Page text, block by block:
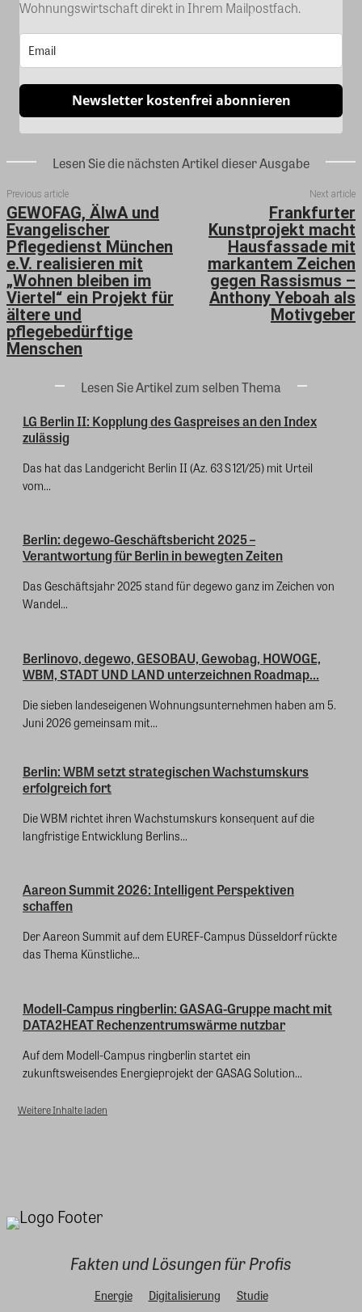
Wohnungswirtschaft direkt in Ihrem Mailpostfach.
Newsletter kostenfrei abonnieren
Lesen Sie die nächsten Artikel dieser Ausgabe
Previous article
GEWOFAG, ÄlwA und
Evangelischer
Pflegedienst München
e.V. realisieren mit
„Wohnen bleiben im
Viertel“ ein Projekt für
ältere und
pflegebedürftige
Menschen
Next article
Frankfurter
Kunstprojekt macht
Hausfassade mit
markantem Zeichen
gegen Rassismus –
Anthony Yeboah als
Motivgeber
Lesen Sie Artikel zum selben Thema
LG Berlin II: Kopplung des Gaspreises an den Index
zulässig
Das hat das Landgericht Berlin II (Az. 63 S 121/25) mit Urteil
vom...
Berlin: degewo-Geschäftsbericht 2025 –
Verantwortung für Berlin in bewegten Zeiten
Das Geschäftsjahr 2025 stand für degewo ganz im Zeichen von
Wandel...
Berlinovo, degewo, GESOBAU, Gewobag, HOWOGE,
WBM, STADT UND LAND unterzeichnen Roadmap...
Die sieben landeseigenen Wohnungsunternehmen haben am 5.
Juni 2026 gemeinsam mit...
Berlin: WBM setzt strategischen Wachstumskurs
erfolgreich fort
Die WBM richtet ihren Wachstumskurs konsequent auf die
langfristige Entwicklung Berlins...
Aareon Summit 2026: Intelligent Perspektiven
schaffen
Der Aareon Summit auf dem EUREF-Campus Düsseldorf rückte
das Thema Künstliche...
Modell-Campus ringberlin: GASAG-Gruppe macht mit
DATA2HEAT Rechenzentrumswärme nutzbar
Auf dem Modell-Campus ringberlin startet ein
zukunftsweisendes Energieprojekt der GASAG Solution...
Weitere Inhalte laden
Fakten und Lösungen für Profis
Energie Digitalisierung
Studie